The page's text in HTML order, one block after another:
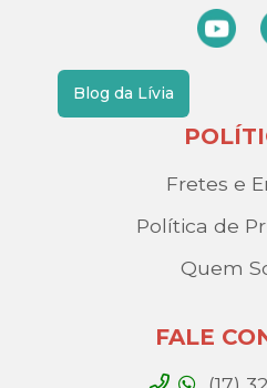
Blog da Lívia
Fretes e
Política de
Quem
FALE